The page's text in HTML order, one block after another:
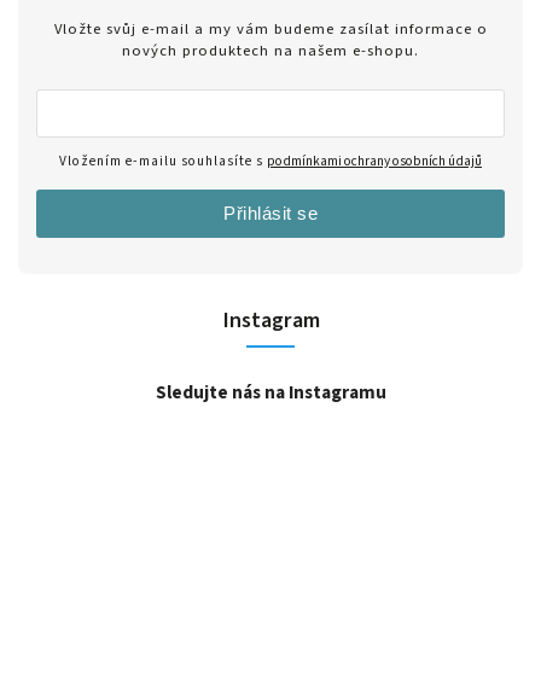
Instagram
Sledujte nás na Instagramu
Vložte svůj e-mail a my vám budeme zasílat informace o
nových produktech na našem e-shopu.
Vložením e-mailu souhlasíte s podmínkami ochrany osobních údajů
Přihlásit se